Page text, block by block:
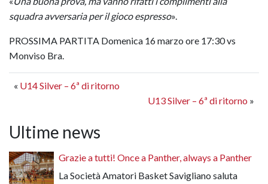
squadra avversaria per il gioco espresso».
PROSSIMA PARTITA Domenica 16 marzo ore 17:30 vs
Monviso Bra.
« U14 Silver – 6ª di ritorno
U13 Silver – 6ª di ritorno »
Ultime news
Grazie a tutti! Once a Panther, always a Panther
La Società Amatori Basket Savigliano saluta